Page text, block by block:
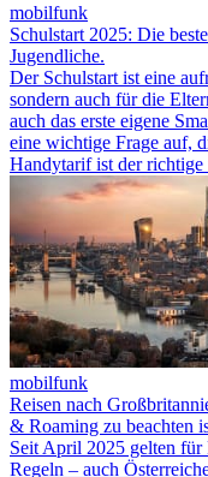
mobilfunk
Schulstart 2025: Die
Jugendliche.
Der Schulstart ist eine
sondern auch für die
auch das erste eigene
eine wichtige Frage auf,
Handytarif ist der
mobilfunk
Reisen nach
& Roaming zu beachten
Seit April 2025 gelten für
Regeln – auch